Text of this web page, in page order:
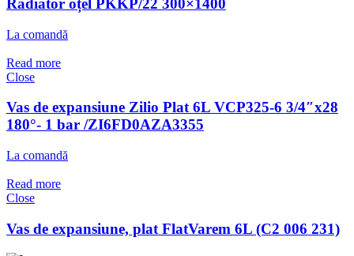
Radiator oțel PKKP/22 300×1400
La comandă
Read more
Close
Vas de expansiune Zilio Plat 6L VCP325-6 3/4″x28
180°- 1 bar /ZI6FD0AZA3355
La comandă
Read more
Close
Vas de expansiune, plat FlatVarem 6L (C2 006 231)